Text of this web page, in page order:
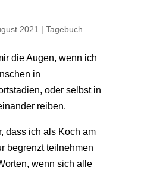
2021 | Tagebuch
die Augen, wenn ich
in
oder selbst in
reiben.
dass ich als Koch am
begrenzt teilnehmen
wenn sich alle